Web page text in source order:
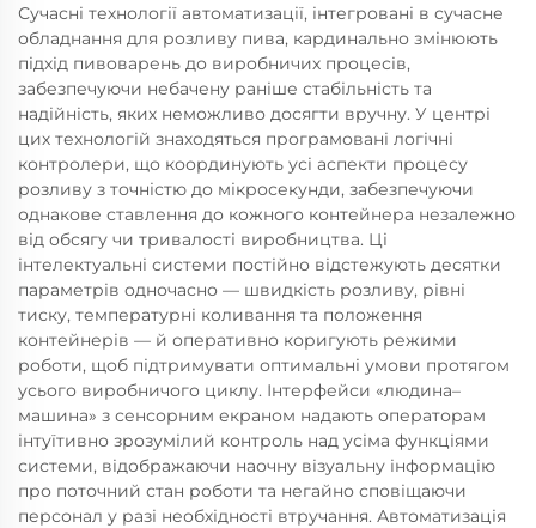
Сучасні технології автоматизації, інтегровані в сучасне
обладнання для розливу пива, кардинально змінюють
підхід пивоварень до виробничих процесів,
забезпечуючи небачену раніше стабільність та
надійність, яких неможливо досягти вручну. У центрі
цих технологій знаходяться програмовані логічні
контролери, що координують усі аспекти процесу
розливу з точністю до мікросекунди, забезпечуючи
однакове ставлення до кожного контейнера незалежно
від обсягу чи тривалості виробництва. Ці
інтелектуальні системи постійно відстежують десятки
параметрів одночасно — швидкість розливу, рівні
тиску, температурні коливання та положення
контейнерів — й оперативно коригують режими
роботи, щоб підтримувати оптимальні умови протягом
усього виробничого циклу. Інтерфейси «людина–
машина» з сенсорним екраном надають операторам
інтуїтивно зрозумілий контроль над усіма функціями
системи, відображаючи наочну візуальну інформацію
про поточний стан роботи та негайно сповіщаючи
персонал у разі необхідності втручання. Автоматизація